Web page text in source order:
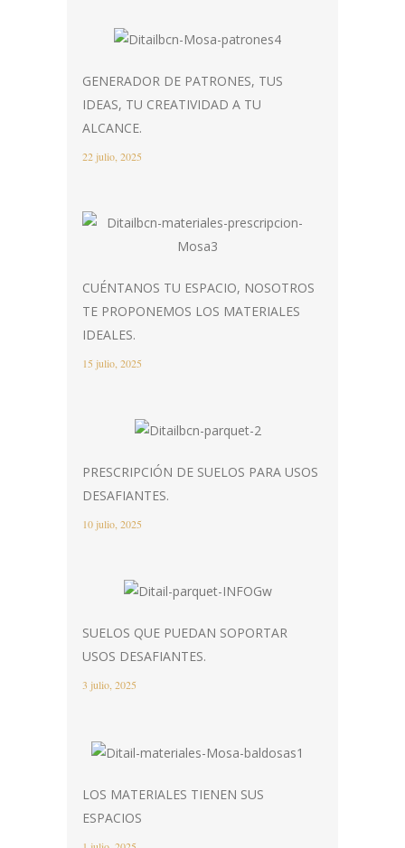
GENERADOR DE PATRONES, TUS
IDEAS, TU CREATIVIDAD A TU
ALCANCE.
22 julio, 2025
CUÉNTANOS TU ESPACIO, NOSOTROS
TE PROPONEMOS LOS MATERIALES
IDEALES.
15 julio, 2025
PRESCRIPCIÓN DE SUELOS PARA USOS
DESAFIANTES.
10 julio, 2025
SUELOS QUE PUEDAN SOPORTAR
USOS DESAFIANTES.
3 julio, 2025
LOS MATERIALES TIENEN SUS
ESPACIOS